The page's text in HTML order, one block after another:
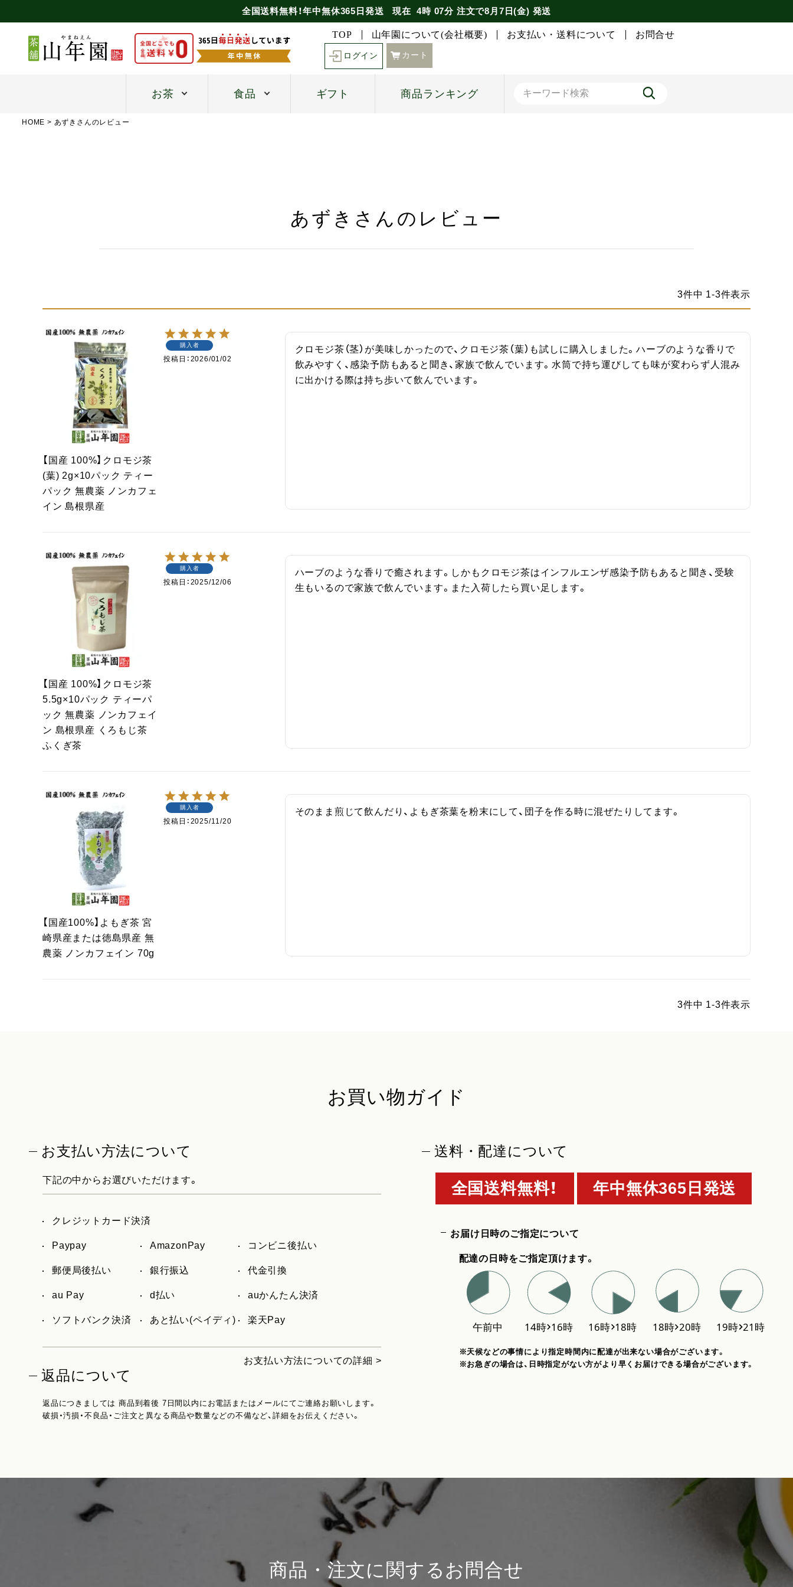
全国送料無料！年中無休365日発送 現在 4時 07分注文で8月7日(金) 発送
TOP 山年園について(会社概要) お支払い・送料について お問合せ
ログイン カート
お茶 食品 ギフト 商品ランキング
HOME あずきさんのレビュー
あずきさんのレビュー
3件中 1-3件表示
【国産 100%】クロモジ茶
(葉) 2g×10パック ティー
パック 無農薬 ノンカフェ
イン 島根県産
購入者
投稿日 2026/01/02
クロモジ茶（茎）が美味しかったので、クロモジ茶（葉）も試しに購入しました。ハーブのような香りで
飲みやすく、感染予防もあると聞き、家族で飲んでいます。水筒で持ち運びしても味が変わらず人混み
に出かける際は持ち歩いて飲んでいます。
【国産 100%】クロモジ茶
5.5g×10パック ティーパ
ック 無農薬 ノンカフェイ
ン 島根県産 くろもじ茶
ふくぎ茶
購入者
投稿日 2025/12/06
ハーブのような香りで癒されます。しかもクロモジ茶はインフルエンザ感染予防もあると聞き、受験
生もいるので家族で飲んでいます。また入荷したら買い足します。
【国産100%】よもぎ茶 宮
崎県産または徳島県産 無
農薬 ノンカフェイン 70g
購入者
投稿日 2025/11/20
そのまま煎じて飲んだり、よもぎ茶葉を粉末にして、団子を作る時に混ぜたりしてます。
3件中 1-3件表示
お買い物ガイド
お支払い方法について
下記の中からお選びいただけます。
クレジットカード決済
Paypay AmazonPay コンビニ後払い
郵便局後払い 銀行振込 代金引換
au Pay d払い auかんたん決済
ソフトバンク決済 あと払い(ペイディ) 楽天Pay
お支払い方法についての詳細 >
返品について
返品につきましては 商品到着後 7日間以内にお電話またはメールにてご連絡お願いします。
破損・汚損・不良品・ご注文と異なる商品や数量などの不備など、詳細をお伝えください。
送料・配達について
全国送料無料！ 年中無休365日発送
お届け日時のご指定について
配達の日時をご指定頂けます。
※天候などの事情により指定時間内に配達が出来ない場合がございます。
※お急ぎの場合は、日時指定がない方がより早くお届けできる場合がございます。
商品・注文に関するお問合せ